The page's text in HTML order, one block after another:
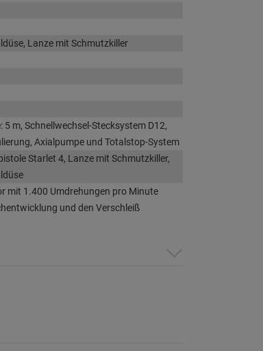
Lanze mit Schmutzkiller
m, Schnellwechsel-Stecksystem D12,
Axialpumpe und Totalstop-System
Starlet 4, Lanze mit Schmutzkiller,
mit 1.400 Umdrehungen pro Minute
und den Verschleiß